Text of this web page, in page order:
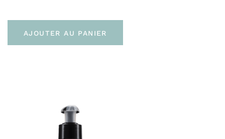
AJOUTER AU PANIER